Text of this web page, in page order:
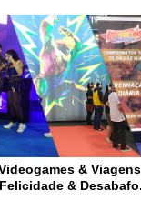
&
Felicidade &